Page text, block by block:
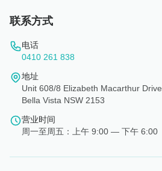
联系方式
电话
0410 261 838
地址
Unit 608/8 Elizabeth Macarthur Drive
Bella Vista NSW 2153
营业时间
周一至周五：上午 9:00 — 下午 6:00